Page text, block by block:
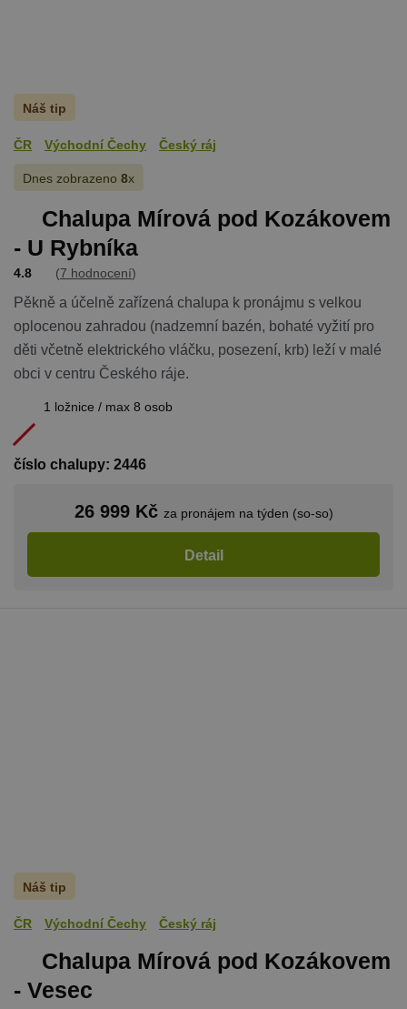
Náš tip
ČR Východní Čechy Český ráj
Dnes zobrazeno 8x
Chalupa Mírová pod Kozákovem
- U Rybníka
4.8 (7 hodnocení)
Pěkně a účelně zařízená chalupa k pronájmu s velkou
oplocenou zahradou (nadzemní bazén, bohaté vyžití pro
děti včetně elektrického vláčku, posezení, krb) leží v malé
obci v centru Českého ráje.
1 ložnice / max 8 osob
číslo chalupy: 2446
26 999 Kč za pronájem na týden (so-so)
Detail
Náš tip
ČR Východní Čechy Český ráj
Chalupa Mírová pod Kozákovem
- Vesec